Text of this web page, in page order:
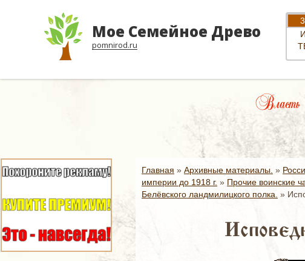
Мое Семейное Древо
pomnirod.ru
Власть
Главная » Архивные материалы. »
империи до 1918 г. » Прочие воинские
Белёвского ландмилицкого полка. »